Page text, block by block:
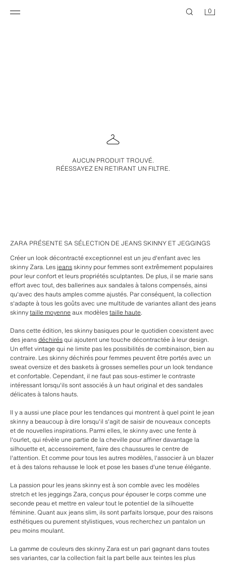
0
AUCUN PRODUIT TROUVÉ.
RÉESSAYEZ EN RETIRANT UN FILTRE.
ZARA PRÉSENTE SA SÉLECTION DE JEANS SKINNY ET JEGGINGS
Créer un look décontracté exceptionnel est un jeu d'enfant avec les
skinny Zara. Les jeansskinny pour femmes sont extrêmement populaires
pour leur confort et leurs propriétés sculptantes. De plus, il se marie sans
effort avec tout, des ballerines aux sandales à talons compensés, ainsi
qu'avec des hauts amples comme ajustés. Par conséquent, la collection
s'adapte à tous les goûts avec une multitude de variantes allant des jeans
skinnytaille moyenneaux modèlestaille haute.
Dans cette édition, les skinny basiques pour le quotidien coexistent avec
des jeansdéchirésqui ajoutent une touche décontractée à leur design.
Un effet vintage qui ne limite pas les possibilités de combinaison, bien au
contraire. Les skinny déchirés pour femmes peuvent être portés avec un
sweat oversize et des baskets à grosses semelles pour un look tendance
et confortable. Cependant, il ne faut pas sous-estimer le contraste
intéressant lorsqu'ils sont associés à un haut original et des sandales
délicates à talons hauts.
Il y a aussi une place pour les tendances qui montrent à quel point le jean
skinny a beaucoup à dire lorsqu'il s'agit de saisir de nouveaux concepts
et de nouvelles inspirations. Parmi elles, le skinny avec une fente à
l'ourlet, qui révèle une partie de la cheville pour affiner davantage la
silhouette et, accessoirement, faire des chaussures le centre de
l'attention. Et comme pour tous les autres modèles, l'associer à un blazer
et à des talons rehausse le look et pose les bases d'une tenue élégante.
La passion pour les jeans skinny est à son comble avec les modèles
stretch et les jeggings Zara, conçus pour épouser le corps comme une
seconde peau et mettre en valeur tout le potentiel de la silhouette
féminine. Quant aux jeans slim, ils sont parfaits lorsque, pour des raisons
esthétiques ou purement stylistiques, vous recherchez un pantalon un
peu moins moulant.
La gamme de couleurs des skinny Zara est un pari gagnant dans toutes
ses variantes, car la collection fait la part belle aux teintes les plus